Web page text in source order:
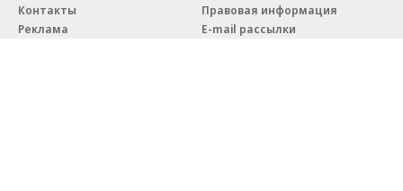
Контакты
Реклама
Правовая информация
E-mail рассылки